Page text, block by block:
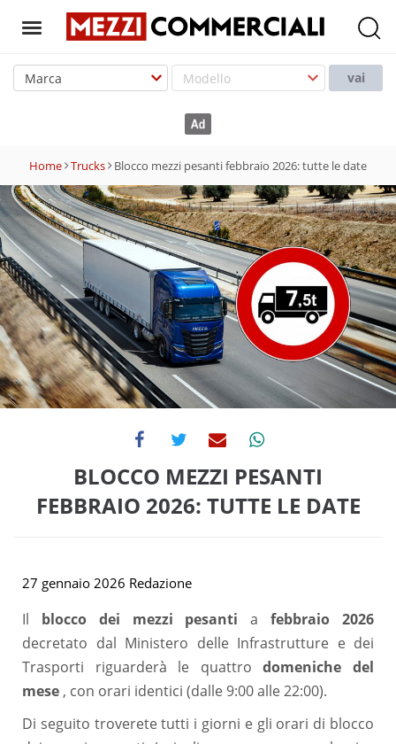
T
g
n
a
v
i
g
a
t
i
o
n
vai
Home Trucks Blocco mezzi pesanti febbraio 2026: tutte le date
BLOCCO MEZZI PESANTI
FEBBRAIO 2026: TUTTE LE DATE
27 gennaio 2026 Redazione
Il blocco dei mezzi pesanti afebbraio 2026
decretato dal Ministero delle Infrastrutture e dei
Trasporti riguarderà le quattrodomeniche del
mese , con orari identici (dalle 9:00 alle 22:00).
Di seguito troverete tutti i giorni e gli orari di blocco